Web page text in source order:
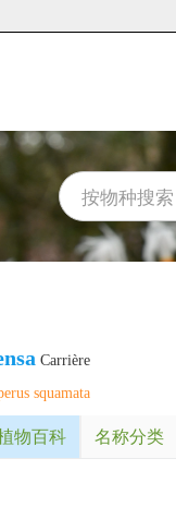
Carrière
squamata
物百科 名称分类